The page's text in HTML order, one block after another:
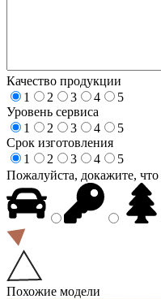
Качество продукции
1
2 3 4
5
Уровень сервиса
1
2 3 4
5
Срок изготовления
1
2 3 4
5
Пожалуйста, докажите,
Похожие модели